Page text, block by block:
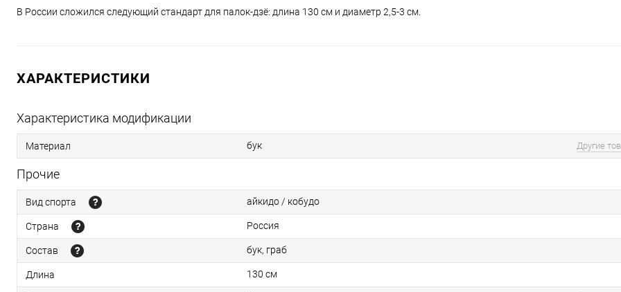
В России сложился следующий стандарт для палок-дзё: длина 130 см и диаметр 2,5-3 см.
ХАРАКТЕРИСТИКИ
Характеристика модификации
Материал бук Другие
Прочие
Вид спорта айкидо / кобудо
Страна Россия
Состав бук, граб
Длина 130 см